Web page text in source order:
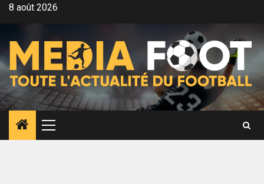
Aller8 août 2026
Menu
principal